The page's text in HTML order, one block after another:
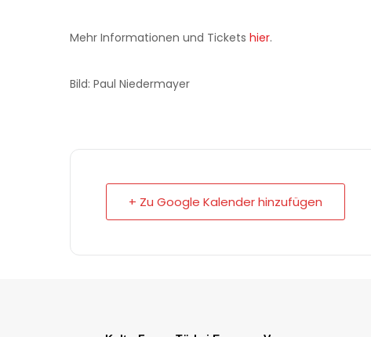
Mehr Informationen und Tickets hier.
Bild: Paul Niedermayer
+ Zu Google Kalender hinzufügen